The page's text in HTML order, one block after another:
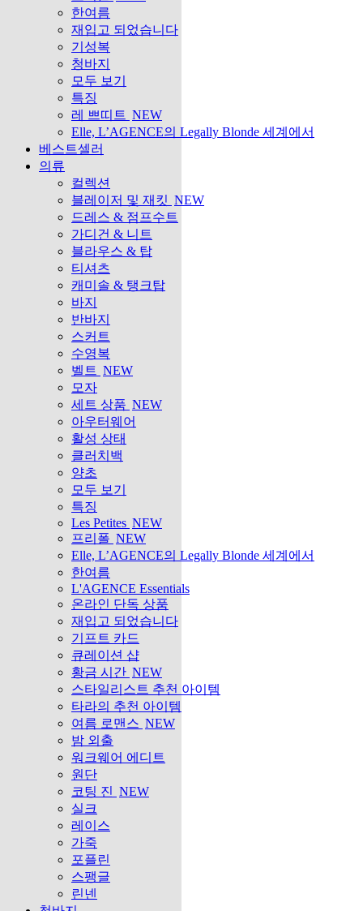
한여름
재입고 되었습니다
기성복
청바지
모두 보기
특징
레 쁘띠트 NEW
Elle, L’AGENCE의 Legally Blonde 세계에서
베스트셀러
의류
컬렉션
블레이저 및 재킷 NEW
드레스 & 점프수트
가디건 & 니트
블라우스 & 탑
티셔츠
캐미솔 & 탱크탑
바지
반바지
스커트
수영복
벨트 NEW
모자
세트 상품 NEW
아우터웨어
활성 상태
클러치백
양초
모두 보기
특징
Les Petites NEW
프리폴 NEW
Elle, L’AGENCE의 Legally Blonde 세계에서
한여름
L'AGENCE Essentials
온라인 단독 상품
재입고 되었습니다
기프트 카드
큐레이션 샵
황금 시간 NEW
스타일리스트 추천 아이템
타라의 추천 아이템
여름 로맨스 NEW
밤 외출
워크웨어 에디트
원단
코팅 진 NEW
실크
레이스
가죽
포플린
스팽글
린넨